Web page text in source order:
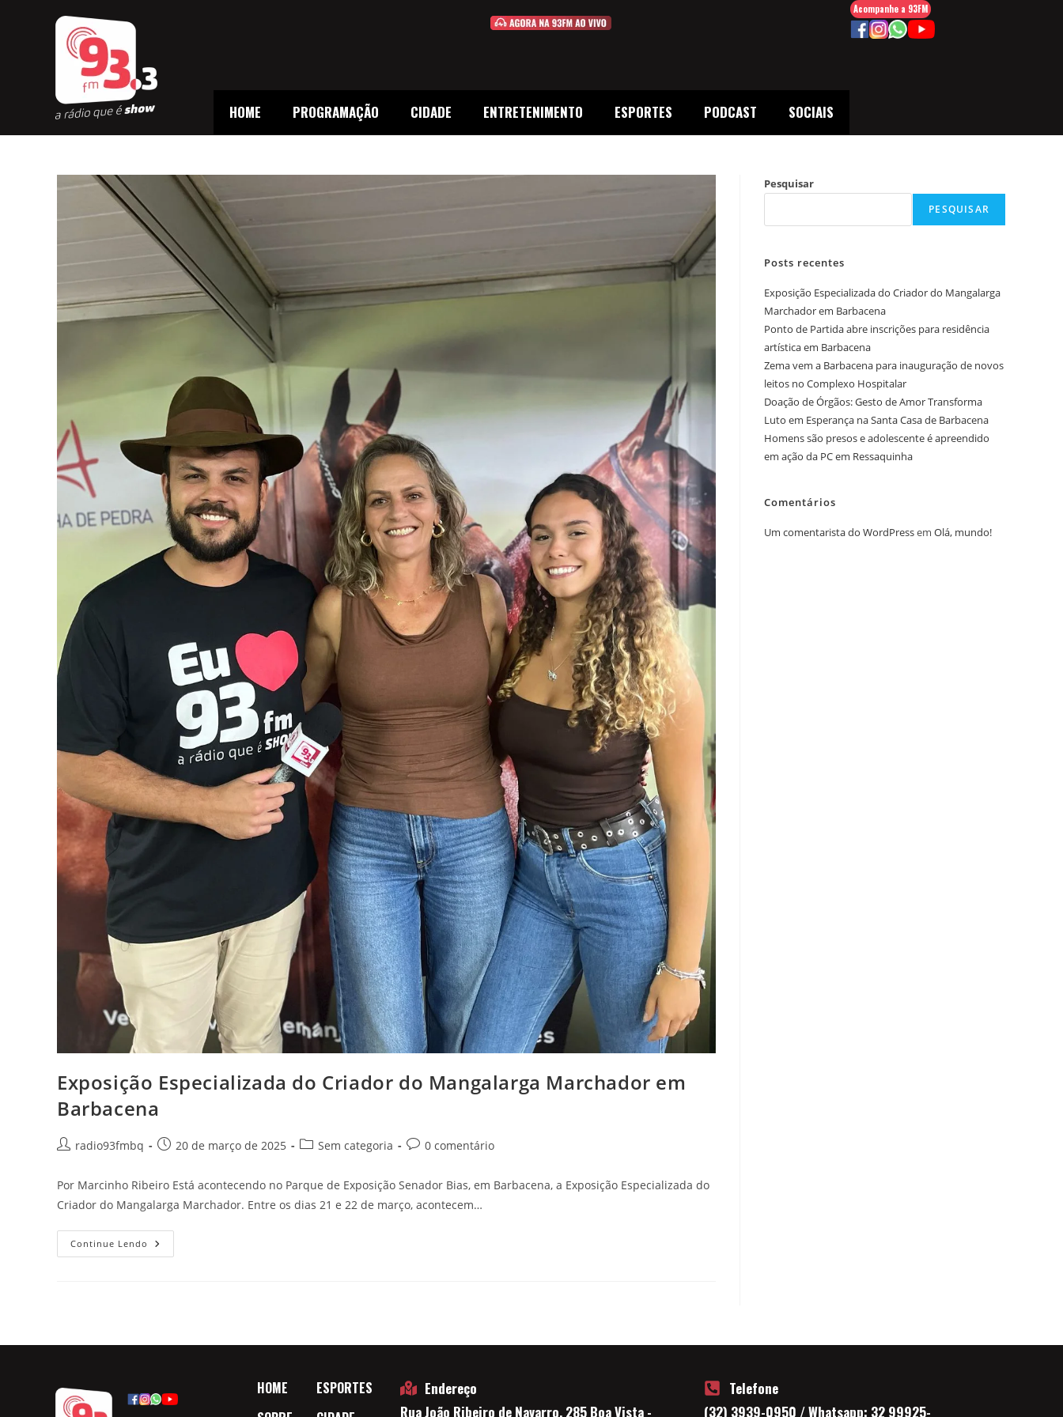
HOME PROGRAMAÇÃO CIDADE ENTRETENIMENTO ESPORTES PODCAST SOCIAIS
Acompanhe a 93FM
Exposição Especializada do Criador do Mangalarga Marchador em
Barbacena
radio93fmbq 20 de março de 2025 Sem categoria 0 comentário
Por Marcinho Ribeiro Está acontecendo no Parque de Exposição Senador Bias, em Barbacena, a Exposição Especializada do
Criador do Mangalarga Marchador. Entre os dias 21 e 22 de março, acontecem…
Continue Lendo
Pesquisar
PESQUISAR
Posts recentes
Exposição Especializada do Criador do Mangalarga
Marchador em Barbacena
Ponto de Partida abre inscrições para residência
artística em Barbacena
Zema vem a Barbacena para inauguração de novos
leitos no Complexo Hospitalar
Doação de Órgãos: Gesto de Amor Transforma
Luto em Esperança na Santa Casa de Barbacena
Homens são presos e adolescente é apreendido
em ação da PC em Ressaquinha
Comentários
Um comentarista do WordPressem Olá, mundo!
HOME
ESPORTES
Endereço
Rua João Ribeiro de Navarro, 285 Boa Vista -
Telefone
(32) 3939-0950 / Whatsapp: 32 99925-